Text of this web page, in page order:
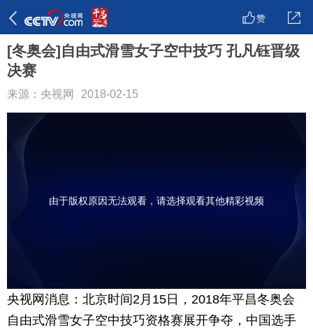
赞
[冬奥会]自由式滑雪女子空中技巧 孔凡钰晋级
决赛
来源：央视网 2018-02-15
由于版权原因无法观看，请选择观看其他精彩视频
央视网消息：北京时间2月15日，2018年平昌冬奥会
自由式滑雪女子空中技巧资格赛展开争夺，中国选手